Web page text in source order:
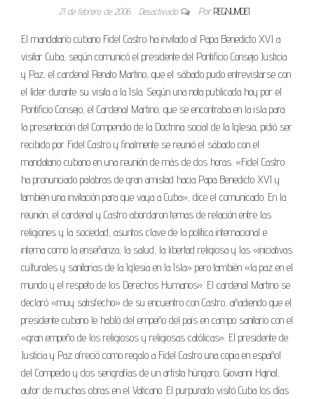
21 de febrero de 2006 Desactivado Por REGNUMDEI
El mandatario cubano Fidel Castro ha invitado al Papa Benedicto XVI a
visitar Cuba, según comunicó el presidente del Pontificio Consejo Justicia
y Paz, el cardenal Renato Martino, que el sábado pudo entrevistarse con
el líder durante su visita a la Isla. Según una nota publicada hoy por el
Pontificio Consejo, el Cardenal Martino, que se encontraba en la isla para
la presentación del Compendio de la Doctrina social de la Iglesia, pidió ser
recibido por Fidel Castro y finalmente se reunió el sábado con el
mandatario cubano en una reunión de más de dos horas. «Fidel Castro
ha pronunciado palabras de gran amistad hacia Papa Benedicto XVI y
también una invitación para que vaya a Cuba», dice el comunicado. En la
reunión, el cardenal y Castro abordaron temas de relación entre las
religiones y la sociedad, asuntos clave de la política internacional e
interna como la enseñanza, la salud, la libertad religiosa y las «iniciativas
culturales y sanitarias de la Iglesia en la Isla» pero también «la paz en el
mundo y el respeto de los Derechos Humanos». El cardenal Martino se
declaró «muy satisfecho» de su encuentro con Castro, añadiendo que el
presidente cubano le habló del empeño del país en campo sanitario con el
«gran empeño de los religiosos y religiosas católicas». El presidente de
Justicia y Paz ofreció como regalo a Fidel Castro una copia en español
del Compedio y dos serigrafías de un artista húngaro, Giovanni Hajnal,
autor de muchas obras en el Vaticano. El purpurado visitó Cuba los días